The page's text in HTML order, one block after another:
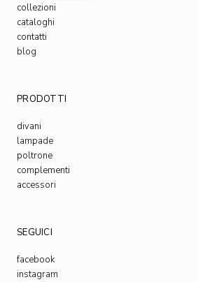
collezioni
cataloghi
contatti
blog
PRODOTTI
divani
lampade
poltrone
complementi
accessori
SEGUICI
facebook
instagram